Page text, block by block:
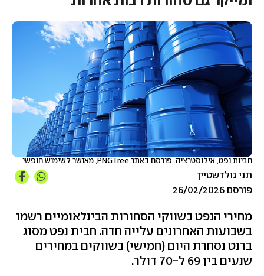
חביות נפט, אילוסטרציה. פורסם באתר PNGTree, מאושר לשימוש חופשי
תני גולדשטיין
פורסם 26/02/2026
מחירי הנפט בשווקי הסחורות הבינלאומיים רשמו
בשבועות האחרונים עלייה חדה. חבית נפט מסוג
ברנט נסחרת היום (חמישי) בשווקים במחירים
שנעים בין 69 ל-70 דולר.